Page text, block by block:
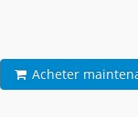
Acheter